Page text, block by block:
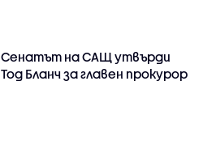
Сенатът на САЩ утвърди
Тод Бланч за главен прокурор